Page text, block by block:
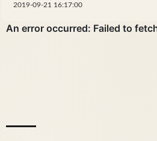
2019-09-21 16:17:00